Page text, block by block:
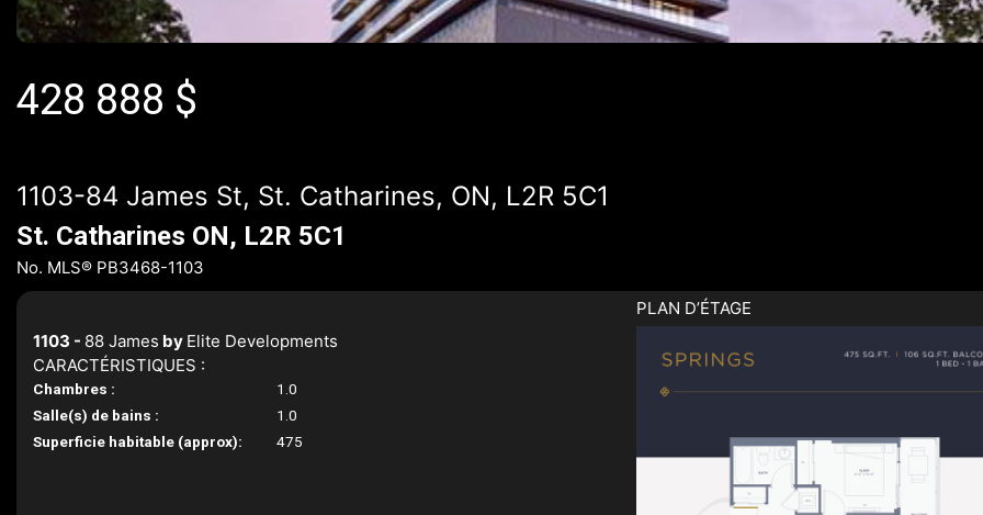
428 888 $
1103-84 James St, St. Catharines, ON, L2R 5C1
St. Catharines ON, L2R 5C1
No. MLS® PB3468-1103
1103 - 88 James by Elite Developments
CARACTÉRISTIQUES :
Chambres :
1.0
Salle(s) de bains :
1.0
Superficie habitable (approx):
475
PLAN D’ÉTAGE